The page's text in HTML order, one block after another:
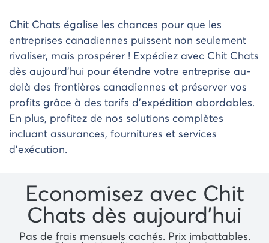
Chit Chats égalise les chances pour que les
entreprises canadiennes puissent non seulement
rivaliser, mais prospérer ! Expédiez avec Chit Chats
dès aujourd’hui pour étendre votre entreprise au-
delà des frontières canadiennes et préserver vos
profits grâce à des tarifs d’expédition abordables.
En plus, profitez de nos solutions complètes
incluant assurances, fournitures et services
d’exécution.
Economisez avec Chit
Chats dès aujourd’hui
Pas de frais mensuels cachés. Prix ​​imbattables.